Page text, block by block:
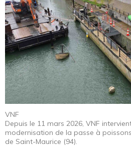
VNF
Depuis le 11 mars 2026, VNF
modernisation de la passe à
de Saint-Maurice (94).